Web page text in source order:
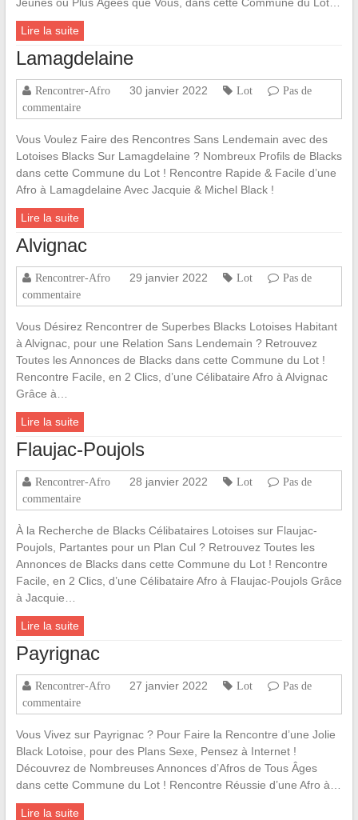
Lire la suite
Lamagdelaine
Rencontrer-Afro 30 janvier 2022 Lot
Pas de
commentaire
Vous Voulez Faire des Rencontres Sans Lendemain avec des
Lotoises Blacks Sur Lamagdelaine ? Nombreux Profils de Blacks
dans cette Commune du Lot ! Rencontre Rapide & Facile d’une
Afro à Lamagdelaine Avec Jacquie & Michel Black !
Lire la suite
Alvignac
Rencontrer-Afro 29 janvier 2022 Lot
Pas de
commentaire
Vous Désirez Rencontrer de Superbes Blacks Lotoises Habitant
à Alvignac, pour une Relation Sans Lendemain ? Retrouvez
Toutes les Annonces de Blacks dans cette Commune du Lot !
Rencontre Facile, en 2 Clics, d’une Célibataire Afro à Alvignac
Grâce à…
Lire la suite
Flaujac-Poujols
Rencontrer-Afro 28 janvier 2022 Lot
Pas de
commentaire
À la Recherche de Blacks Célibataires Lotoises sur Flaujac-
Poujols, Partantes pour un Plan Cul ? Retrouvez Toutes les
Annonces de Blacks dans cette Commune du Lot ! Rencontre
Facile, en 2 Clics, d’une Célibataire Afro à Flaujac-Poujols Grâce
à Jacquie…
Lire la suite
Payrignac
Rencontrer-Afro 27 janvier 2022 Lot
Pas de
commentaire
Vous Vivez sur Payrignac ? Pour Faire la Rencontre d’une Jolie
Black Lotoise, pour des Plans Sexe, Pensez à Internet !
Découvrez de Nombreuses Annonces d’Afros de Tous Âges
dans cette Commune du Lot ! Rencontre Réussie d’une Afro à…
Lire la suite